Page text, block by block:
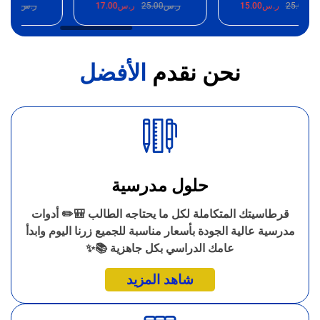
ر.س 15.00
25.00 ر.س 17.00
25.00
نحن نقدم الأفضل
حلول مدرسية
قرطاسيتك المتكاملة لكل ما يحتاجه الطالب 🎒✏️ أدوات
مدرسية عالية الجودة بأسعار مناسبة للجميع زرنا اليوم وابدأ
عامك الدراسي بكل جاهزية 📚✨
شاهد المزيد